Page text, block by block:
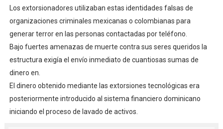
Los extorsionadores utilizaban estas identidades falsas de
organizaciones criminales mexicanas o colombianas para
generar terror en las personas contactadas por teléfono.
Bajo fuertes amenazas de muerte contra sus seres queridos la
estructura exigía el envío inmediato de cuantiosas sumas de
dinero en.
El dinero obtenido mediante las extorsiones tecnológicas era
posteriormente introducido al sistema financiero dominicano
iniciando el proceso de lavado de activos.